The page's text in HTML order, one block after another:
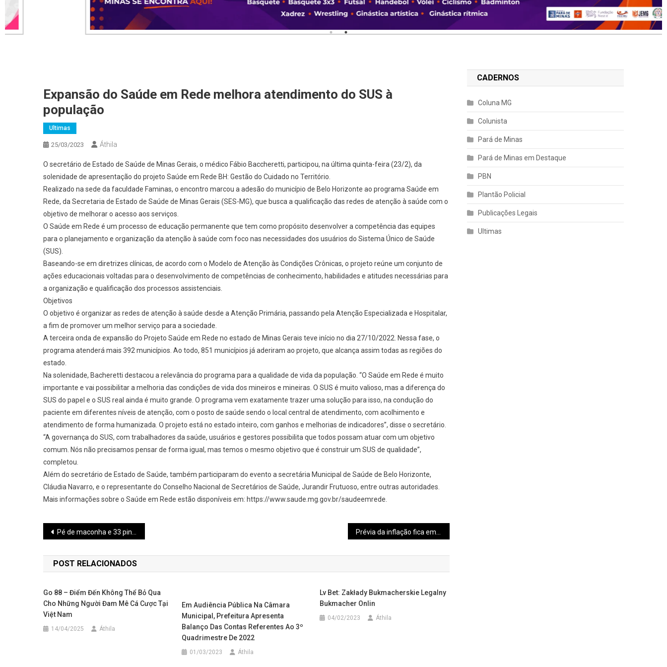
Expansão do Saúde em Rede melhora atendimento do SUS à
população
Ultimas
25/03/2023 Áthila
O secretário de Estado de Saúde de Minas Gerais, o médico Fábio Baccheretti, participou, na última quinta-feira (23/2), da
solenidade de apresentação do projeto Saúde em Rede BH: Gestão do Cuidado no Território.
Realizado na sede da faculdade Faminas, o encontro marcou a adesão do município de Belo Horizonte ao programa Saúde em
Rede, da Secretaria de Estado de Saúde de Minas Gerais (SES-MG), que busca a qualificação das redes de atenção à saúde com o
objetivo de melhorar o acesso aos serviços.
O Saúde em Rede é um processo de educação permanente que tem como propósito desenvolver a competência das equipes
para o planejamento e organização da atenção à saúde com foco nas necessidades dos usuários do Sistema Único de Saúde
(SUS).
Baseando-se em diretrizes clínicas, de acordo com o Modelo de Atenção às Condições Crônicas, o projeto reúne um conjunto de
ações educacionais voltadas para o desenvolvimento de competências de conhecimento, habilidades e atitudes necessárias para
a organização e qualificação dos processos assistenciais.
Objetivos
O objetivo é organizar as redes de atenção à saúde desde a Atenção Primária, passando pela Atenção Especializada e Hospitalar,
a fim de promover um melhor serviço para a sociedade.
A terceira onda de expansão do Projeto Saúde em Rede no estado de Minas Gerais teve início no dia 27/10/2022. Nessa fase, o
programa atenderá mais 392 municípios. Ao todo, 851 municípios já aderiram ao projeto, que alcança assim todas as regiões do
estado.
Na solenidade, Bacheretti destacou a relevância do programa para a qualidade de vida da população. “O Saúde em Rede é muito
importante e vai possibilitar a melhoria das condições de vida dos mineiros e mineiras. O SUS é muito valioso, mas a diferença do
SUS do papel e o SUS real ainda é muito grande. O programa vem exatamente trazer uma solução para isso, na condução do
paciente em diferentes níveis de atenção, com o posto de saúde sendo o local central de atendimento, com acolhimento e
atendimento de forma humanizada. O projeto está no estado inteiro, com ganhos e melhorias de indicadores”, disse o secretário.
“A governança do SUS, com trabalhadores da saúde, usuários e gestores possibilita que todos possam atuar com um objetivo
comum. Nós não precisamos pensar de forma igual, mas temos o mesmo objetivo que é construir um SUS de qualidade”,
completou.
Além do secretário de Estado de Saúde, também participaram do evento a secretária Municipal de Saúde de Belo Horizonte,
Cláudia Navarro, e o representante do Conselho Nacional de Secretários de Saúde, Jurandir Frutuoso, entre outras autoridades.
Mais informações sobre o Saúde em Rede estão disponíveis em: https://www.saude.mg.gov.br/saudeemrede.
Navegação
de
Post
Pé de maconha e 33 pinos de cocaína são apreendidos pela PM em Itaúna Prévia da inflação fica em 0,64% em março na RMBH
POST RELACIONADOS
Go 88 – Điểm Đến Không Thể Bỏ Qua
Cho Những Người Đam Mê Cá Cược Tại
Việt Nam
14/04/2025 Áthila
Em Audiência Pública Na Câmara
Municipal, Prefeitura Apresenta
Balanço Das Contas Referentes Ao 3º
Quadrimestre De 2022
01/03/2023 Áthila
Lv Bet: Zakłady Bukmacherskie Legalny
Bukmacher Onlin
04/02/2023 Áthila
CADERNOS
Coluna MG
Colunista
Pará de Minas
Pará de Minas em Destaque
PBN
Plantão Policial
Publicações Legais
Ultimas